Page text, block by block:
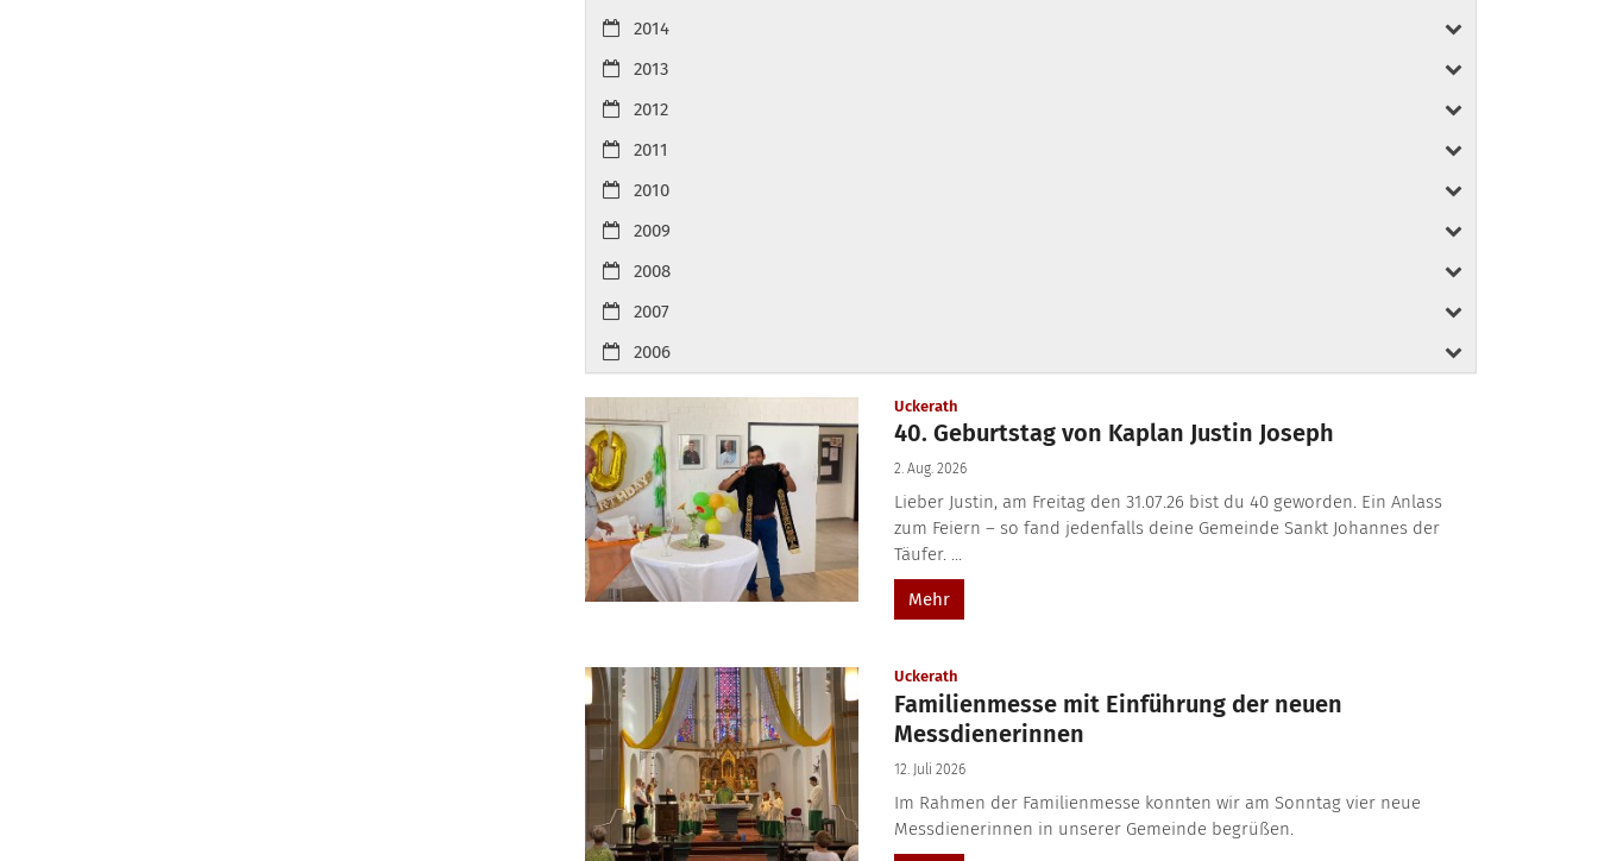
2014
2013
2012
2011
2010
2009
2008
2007
2006
Uckerath
40. Geburtstag von Kaplan Justin Joseph
2. Aug. 2026
Lieber Justin, am Freitag den 31.07.26 bist du 40 geworden. Ein Anlass
zum Feiern – so fand jedenfalls deine Gemeinde Sankt Johannes der
Täufer. ...
Mehr
Uckerath
Familienmesse mit Einführung der neuen
Messdienerinnen
12. Juli 2026
Im Rahmen der Familienmesse konnten wir am Sonntag vier neue
Messdienerinnen in unserer Gemeinde begrüßen.